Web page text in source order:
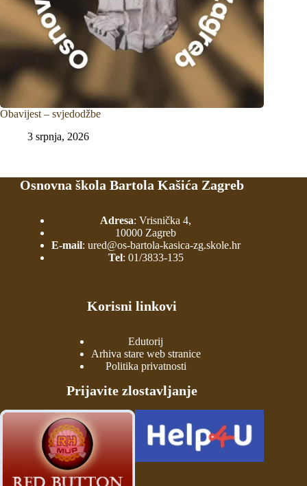
Obavijest – svjedodžbe
3 srpnja, 2026
Osnovna škola Bartola Kašića Zagreb
Adresa: Vrisnička 4,
10000 Zagreb
E-mail: ured@os-bartola-kasica-zg.skole.hr
Tel: 01/3833-135
Korisni linkovi
Edutorij
Arhiva stare web stranice
Politika privatnosti
Prijavite zlostavljanje